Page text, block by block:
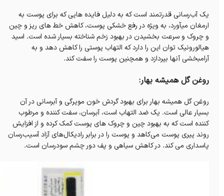
یک آب‌رسانی قدرتمند است که به دلیل فایده هایی که برای پوست به
ارمغان میآورد، به ویژه در رفع خشکی پوست، کاهش خط های ریز و چین
و چروک و سرعت بخشیدن در بهبود زخم شناخته بسیار شده است. اسید
هیالورونیک توان این را دارد که التهاب پوستی را کاهش دهد و به
آرامبخشی آنها بپردازد و همچنین پوست را سفت کند.
روغن گل همیشه بهار:
روغن گل همیشه بهار برای بهبود گردش خون مویرگی و آبرسانی در آن
بسیار عالی است. یک ضد التهاب است، آبرسان،‌ سفت کننده و مرطوب
کننده است که به بهبود چین و چروک های پوست کمک کرده و از افزایش
روند پیری پوست می‌کاهد و پوست را در برابر رادیکال‌های آزاد آسیب‌رسان
پاسداری می‌ کند. در کاهش سیاهی و پف دور چشم سودرسان است.